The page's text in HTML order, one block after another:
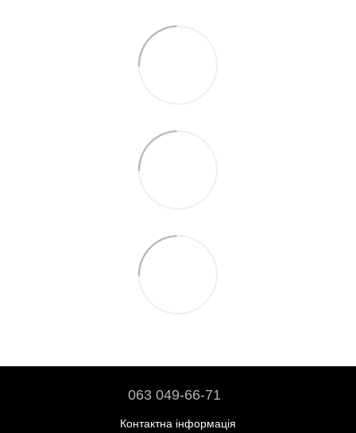
063 049-66-71
Контактна інформація